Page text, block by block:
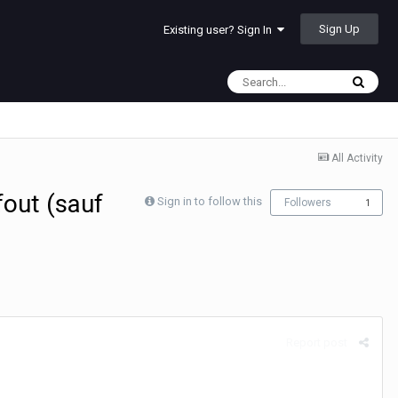
Existing user? Sign In Sign Up
All Activity
Sign in to follow this Followers 1
(sauf